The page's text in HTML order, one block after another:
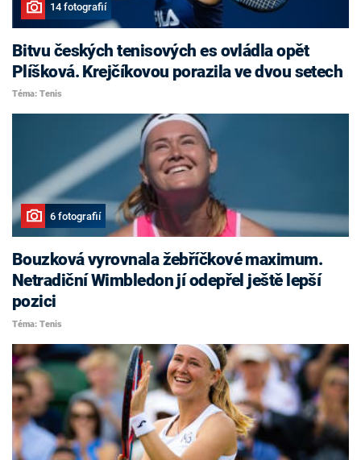
14 fotografií
Bitvu českých tenisových es ovládla opět
Plíšková. Krejčíkovou porazila ve dvou setech
Téma: Tenis
6 fotografií
Bouzková vyrovnala žebříčkové maximum.
Netradiční Wimbledon jí odepřel ještě lepší
pozici
Téma: Tenis